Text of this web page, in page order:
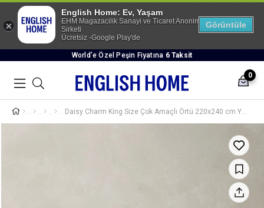
World’e Özel Peşin Fiyatına 6 Taksit
0
Daisy Charm King Size Çok Amaçlı Örtü 220x240 cm Yeşil
English Home: Ev, Yaşam
EHM Magazacilik Sanayi ve Ticaret Anonim
Sirketi
Ücretsiz -Google Play'de
Görüntüle